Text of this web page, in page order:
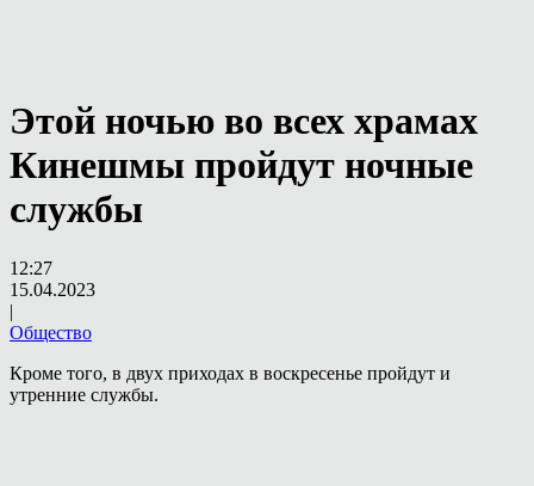
Этой ночью во всех храмах
Кинешмы пройдут ночные
службы
12:27
15.04.2023
|
Общество
Кроме того, в двух приходах в воскресенье пройдут и
утренние службы.